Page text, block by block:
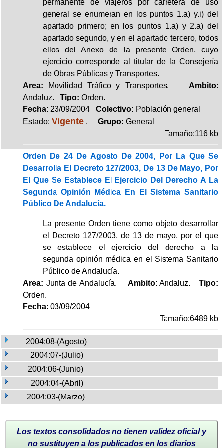
permanente de viajeros por carretera de uso
general se enumeran en los puntos 1.a) y.i) del
apartado primero; en los puntos 1.a) y 2.a) del
apartado segundo, y en el apartado tercero, todos
ellos del Anexo de la presente Orden, cuyo
ejercicio corresponde al titular de la Consejería
de Obras Públicas y Transportes.
Area: Movilidad Tráfico y Transportes. Ambito:
Andaluz. Tipo: Orden.
Fecha: 23/09/2004 Colectivo: Población general
Estado: Vigente . Grupo: General
Tamaño:116 kb
Orden De 24 De Agosto De 2004, Por La Que Se
Desarrolla El Decreto 127/2003, De 13 De Mayo, Por
El Que Se Establece El Ejercicio Del Derecho A La
Segunda Opinión Médica En El Sistema Sanitario
Público De Andalucía.
La presente Orden tiene como objeto desarrollar
el Decreto 127/2003, de 13 de mayo, por el que
se establece el ejercicio del derecho a la
segunda opinión médica en el Sistema Sanitario
Público de Andalucía.
Area: Junta de Andalucía. Ambito: Andaluz.Tipo:
Orden.
Fecha: 03/09/2004
Tamaño:6489 kb
2004:08-(Agosto)
2004:07-(Julio)
2004:06-(Junio)
2004:04-(Abril)
2004:03-(Marzo)
Los textos consolidados no tienen validez oficial y
no sustituyen a los publicados en los diarios